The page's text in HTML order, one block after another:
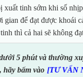
tinh sớm khi số nhịp
gian để đạt được khoái
thì cả hai sẽ không
5 phút và thường
bấm vào
[TƯ VẤN